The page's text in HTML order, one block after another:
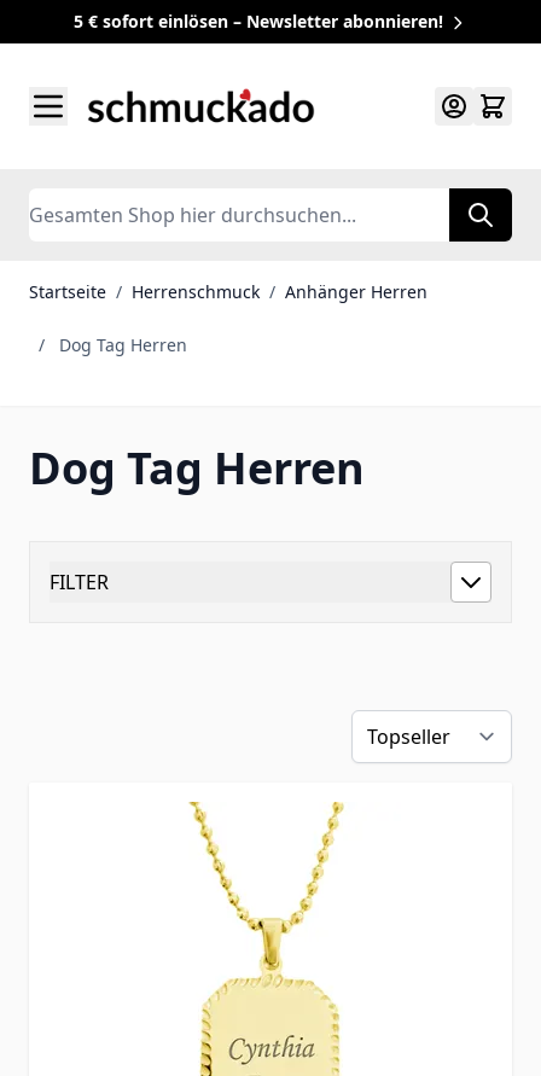
5 € sofort einlösen – Newsletter abonnieren!
Search
Startseite / Herrenschmuck / Anhänger Herren
/ Dog Tag Herren
Dog Tag Herren
FILTER